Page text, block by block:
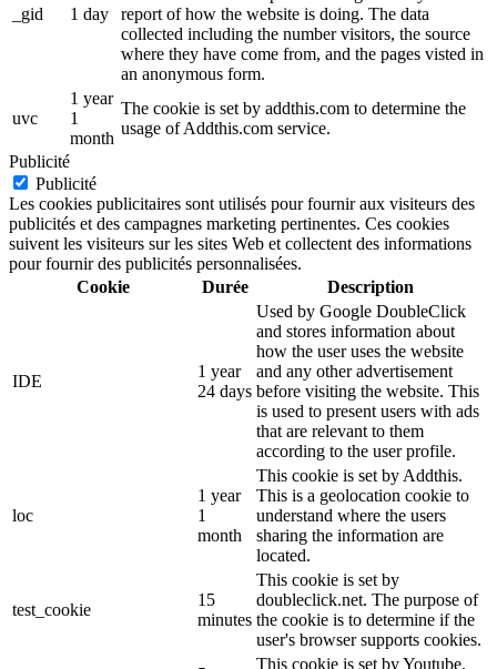
_gid 1 day
report of how the website is doing. The data
collected including the number visitors, the source
where they have come from, and the pages visted in
an anonymous form.
uvc
1 year
1
month
The cookie is set by addthis.com to determine the
usage of Addthis.com service.
Publicité
Publicité
Les cookies publicitaires sont utilisés pour fournir aux visiteurs des
publicités et des campagnes marketing pertinentes. Ces cookies
suivent les visiteurs sur les sites Web et collectent des informations
pour fournir des publicités personnalisées.
Cookie
Durée Description
IDE
1 year
24 days
Used by Google DoubleClick
and stores information about
how the user uses the website
and any other advertisement
before visiting the website. This
is used to present users with ads
that are relevant to them
according to the user profile.
loc
1 year
1
month
This cookie is set by Addthis.
This is a geolocation cookie to
understand where the users
sharing the information are
located.
test_cookie
15
minutes
This cookie is set by
doubleclick.net. The purpose of
the cookie is to determine if the
user's browser supports cookies.
This cookie is set by Youtube.